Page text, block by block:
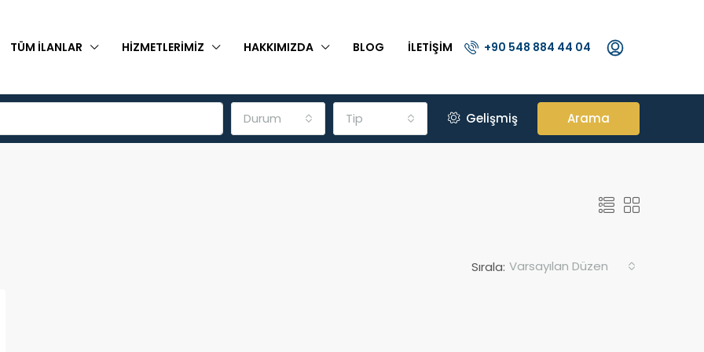
TÜM İLANLAR HIZMETLERIMIZ HAKKIMIZDA BLOG İLETIŞIM +90 548 884 44 04
Durum Tip Gelişmiş Arama
Sırala: Varsayılan Düzen